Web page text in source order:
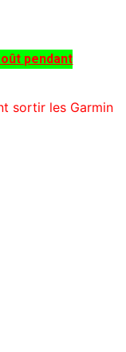
pendant
sortir les Garmin